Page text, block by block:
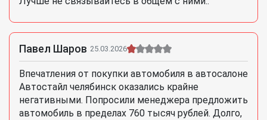
Павел Шаров 25.03.2026
Впечатления от покупки автомобиля в автосалоне
Автостайл челябинск оказались крайне
негативными. Попросили менеджера предложить
автомобиль в пределах 760 тысяч рублей. Долго,